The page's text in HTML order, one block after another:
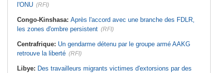
l'ONU (RFI)
Congo-Kinshasa: Après l'accord avec une branche des FDLR,
les zones d'ombre persistent (RFI)
Centrafrique: Un gendarme détenu par le groupe armé AAKG
retrouve la liberté (RFI)
Libye: Des travailleurs migrants victimes d'extorsions par des